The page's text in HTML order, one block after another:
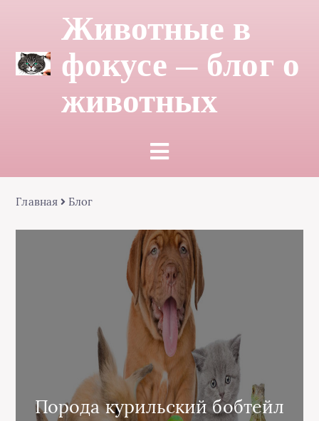
Животные в
фокусе — блог о
животных
Главная Блог
Порода курильский бобтейл